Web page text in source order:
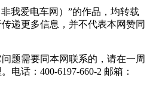
我爱电车网）”的作品，均转载
递更多信息，并不代表本网赞同
题需要同本网联系的，请在一周
电话：400-6197-660-2 邮箱：